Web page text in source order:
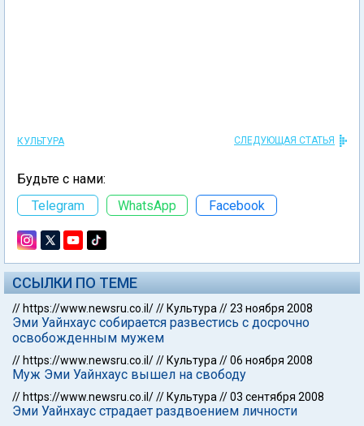
КУЛЬТУРА СЛЕДУЮЩАЯ СТАТЬЯ
Будьте с нами:
Telegram
WhatsApp Facebook
ССЫЛКИ ПО ТЕМЕ
// https://www.newsru.co.il/// Культура //23 ноября 2008
Эми Уайнхаус собирается развестись с досрочно
освобожденным мужем
// https://www.newsru.co.il/// Культура //06 ноября 2008
Муж Эми Уайнхаус вышел на свободу
// https://www.newsru.co.il/// Культура //03 сентября 2008
Эми Уайнхаус страдает раздвоением личности